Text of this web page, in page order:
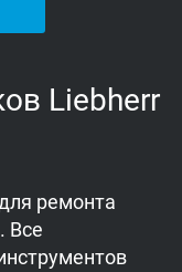
Liebherr
ремонта
Все